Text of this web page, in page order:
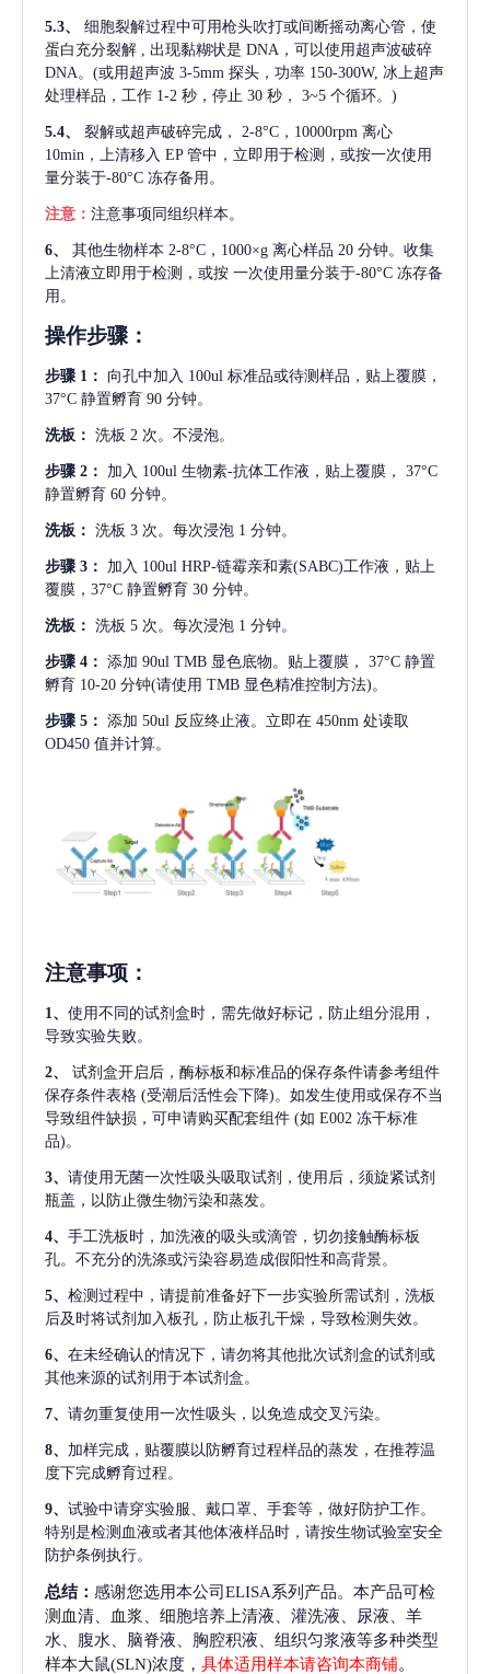
5.3、
细胞裂解过程中可用枪头吹打或间断摇动离心管，使
蛋白充分裂解
, 出现黏糊状是 DNA，可以使用超声波破碎
DNA。(或用超声波 3-5mm 探头，功率 150-300W, 冰上超声
处理样品，工作 1-2 秒，停止 30 秒， 3~5 个循环。)
5.4、 裂解或超声破碎完成，
2-8°C，10000rpm 离心
10min，上清移入 EP 管中，立即用于检测，或按一次使用
量分装于-80°C 冻存备用。
注意： 注意事项同组织样本。
6、 其他生物样本 2-8°C，1000×g 离心样品 20 分钟。收集
上清液立即用于检测，或按 一次使用量分装于-80°C 冻存备
用。
操作步骤：
步骤 1： 向孔中加入 100ul 标准品或待测样品，贴上覆膜，
37°C 静置孵育 90 分钟。
洗板： 洗板 2 次。不浸泡。
步骤 2： 加入 100ul 生物素-抗体工作液，贴上覆膜， 37°C
静置孵育 60 分钟。
洗板： 洗板 3 次。每次浸泡 1 分钟。
步骤 3： 加入 100ul HRP-链霉亲和素(SABC)工作液，贴上
覆膜，37°C 静置孵育 30 分钟。
洗板： 洗板 5 次。每次浸泡 1 分钟。
步骤 4： 添加 90ul TMB 显色底物。贴上覆膜， 37°C 静置
孵育 10-20 分钟(请使用 TMB 显色精准控制方法)。
步骤 5： 添加 50ul 反应终止液。立即在 450nm 处读取
OD450 值并计算。
注意事项 ：
1、 使用不同的试剂盒时，需先做好标记，防止组分混用，
导致实验失败。
2、
试剂盒开启后，酶标板和标准品的保存条件请参考组件
保存条件表格 (受潮后活性会下降)。如发生使用或保存不当
导致组件缺损，可申请购买配套组件 (如 E002 冻干标准
品)。
3、 请使用无菌一次性吸头吸取试剂，使用后，须旋紧试剂
瓶盖，以防止微生物污染和蒸发。
4、 手工洗板时，加洗液的吸头或滴管，切勿接触酶标板
孔。不充分的洗涤或污染容易造成假阳性和高背景。
5、 检测过程中，请提前准备好下一步实验所需试剂，洗板
后及时将试剂加入板孔，防止板孔干燥，导致检测失效。
6、 在未经确认的情况下，请勿将其他批次试剂盒的试剂或
其他来源的试剂用于本试剂盒。
7、 请勿重复使用一次性吸头，以免造成交叉污染。
8、 加样完成，贴覆膜以防孵育过程样品的蒸发，在推荐温
度下完成孵育过程。
9、 试验中请穿实验服、戴口罩、手套等，做好防护工作。
特别是检测血液或者其他体液样品时，请按生物试验室安全
防护条例执行。
总结： 感谢您选用本公司ELISA系列产品。本产品可检
测血清、血浆、细胞培养上清液、灌洗液、尿液、羊
水、腹水、脑脊液、胸腔积液、组织匀浆液等多种类型
样本大鼠(SLN)浓度， 具体适用样本请咨询本商铺。